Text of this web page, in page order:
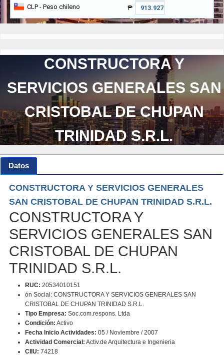
CLP - Peso chileno ₱
CONSTRUCTORA Y
SERVICIOS GENERALES SAN
CRISTOBAL DE CHUPAN
TRINIDAD S.R.L.
Datos
CONSTRUCTORA Y SERVICIOS GENERALES
SAN CRISTOBAL DE CHUPAN TRINIDAD S.R.L.
CONSTRUCTORA Y
SERVICIOS GENERALES SAN
CRISTOBAL DE CHUPAN
TRINIDAD S.R.L.
RUC: 20534010151
ón Social: CONSTRUCTORA Y SERVICIOS GENERALES SAN
CRISTOBAL DE CHUPAN TRINIDAD S.R.L.
Tipo Empresa: Soc.com.respons. Ltda
Condición: Activo
Fecha Inicio Actividades: 05 / Noviembre / 2007
Actividad Comercial: Activ.de Arquitectura e Ingenieria
CIIU: 74218